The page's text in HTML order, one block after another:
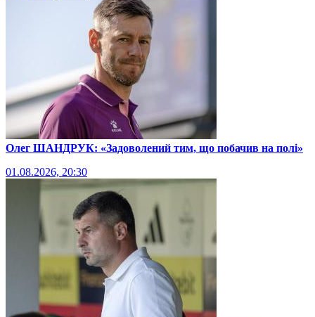
Олег ШАНДРУК: «Задоволений тим, що побачив на полі»
01.08.2026, 20:30